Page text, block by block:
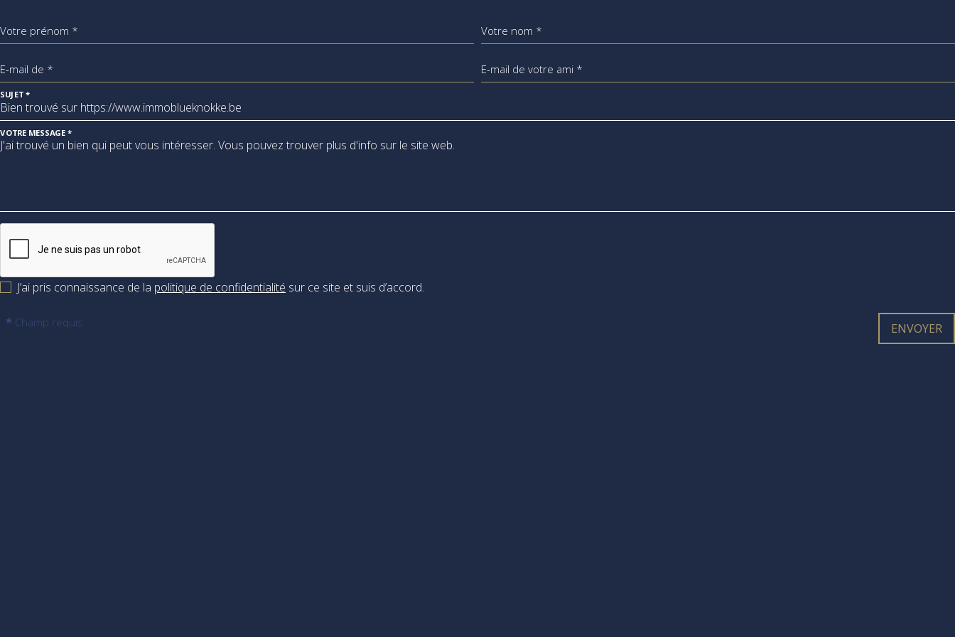
Votre prénom * Votre nom *
E-mail de * E-mail de votre ami *
SUJET *
VOTRE MESSAGE *
J’ai pris connaissance de la politique de confidentialité sur ce site et suis d’accord.
* Champ requis ENVOYER